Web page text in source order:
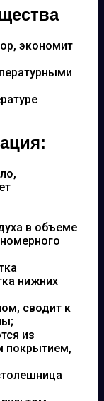
экономит
в объеме
нижних
сводит к
из
покрытием,